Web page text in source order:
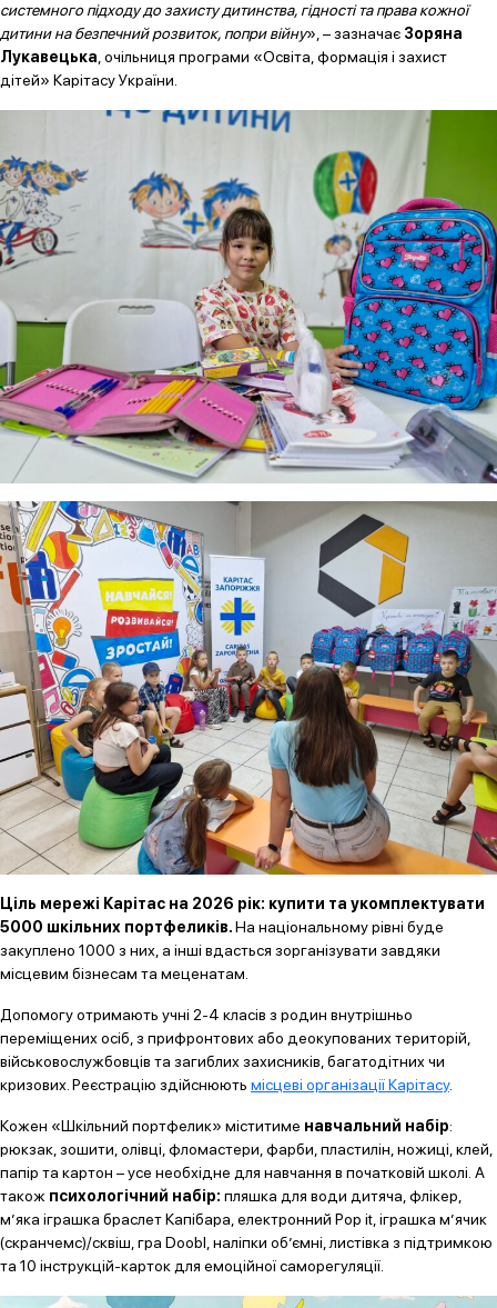
системного підходу до захисту дитинства, гідності та права кожної
дитини на безпечний розвиток, попри війну», – зазначає Зоряна
Лукавецька , очільниця програми «Освіта, формація і захист
дітей» Карітасу України.
Ціль мережі Карітас на 2026 рік: купити та укомплектувати
5000 шкільних портфеликів.На національному рівні буде
закуплено 1000 з них, а інші вдасться зорганізувати завдяки
місцевим бізнесам та меценатам.
Допомогу отримають учні 2-4 класів з родин внутрішньо
переміщених осіб, з прифронтових або деокупованих територій,
військовослужбовців та загиблих захисників, багатодітних чи
кризових. Реєстрацію здійснюють місцеві організації Карітасу.
Кожен «Шкільний портфелик» міститиме навчальний набір:
рюкзак, зошити, олівці, фломастери, фарби, пластилін, ножиці, клей,
папір та картон – усе необхідне для навчання в початковій школі. А
також психологічний набір: пляшка для води дитяча, флікер,
м’яка іграшка браслет Капібара, електронний Pop it, іграшка м’ячик
(скранчемс)/сквіш, гра Doobl, наліпки об’ємні, листівка з підтримкою
та 10 інструкцій-карток для емоційної саморегуляції.